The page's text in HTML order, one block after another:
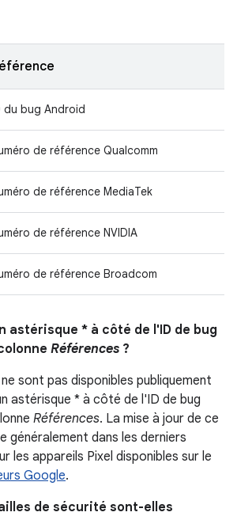
du bug Android
de référence Qualcomm
de référence MediaTek
de référence NVIDIA
de référence Broadcom
astérisque * à côté de l'ID de bug
Références ?
sont pas disponibles publiquement
astérisque * à côté de l'ID de bug
Références. La mise à jour de ce
généralement dans les derniers
les appareils Pixel disponibles sur le
Google.
de sécurité sont-elles